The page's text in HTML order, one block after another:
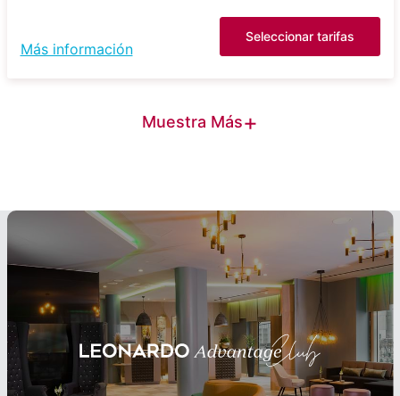
Más información
Seleccionar tarifas
Muestra Más+